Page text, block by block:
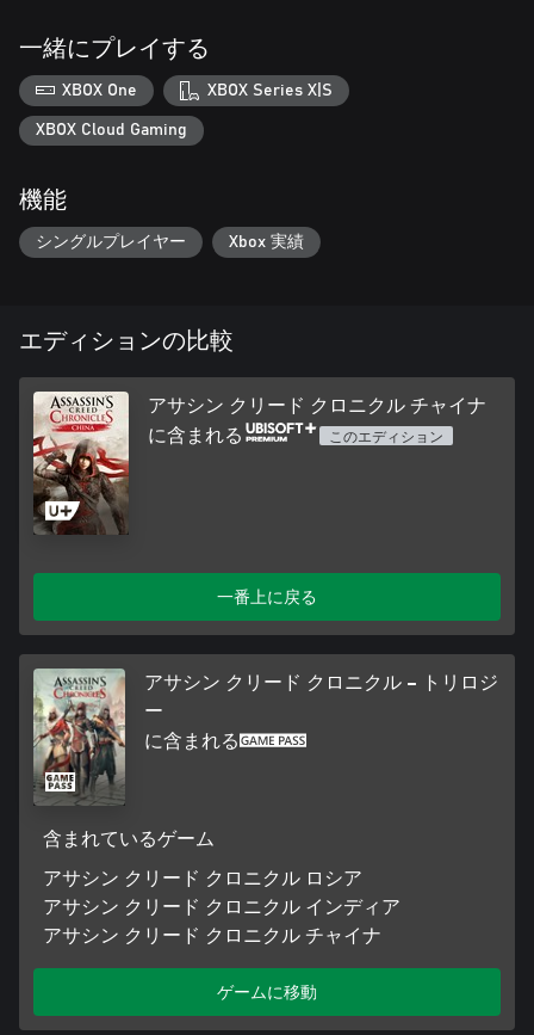
一緒にプレイする
XBOX One XBOX Series X|S
XBOX Cloud Gaming
機能
シングルプレイヤー Xbox 実績
エディションの比較
アサシン クリード クロニクル チャイナ
に含まれる このエディション
一番上に戻る
アサシン クリード クロニクル – トリロジ
ー
に含まれる
含まれているゲーム
アサシン クリード クロニクル ロシア
アサシン クリード クロニクル インディア
アサシン クリード クロニクル チャイナ
ゲームに移動